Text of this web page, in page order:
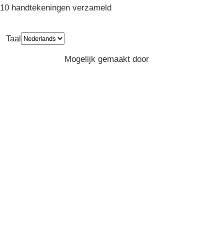
10 handtekeningen verzameld
Taal
Mogelijk gemaakt door